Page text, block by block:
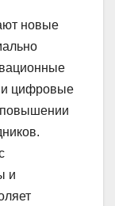
новые
и цифровые
повышении
и